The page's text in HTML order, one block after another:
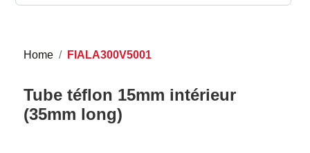
Home FIALA300V5001
Tube téflon 15mm intérieur
(35mm long)